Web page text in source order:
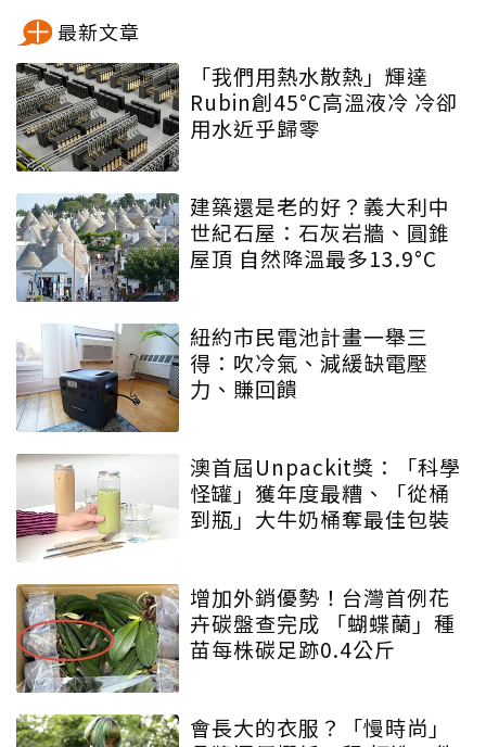
最新文章
「我們用熱水散熱」輝達
Rubin創45°C高溫液冷 冷卻
用水近乎歸零
建築還是老的好？義大利中
世紀石屋：石灰岩牆、圓錐
屋頂 自然降溫最多13.9°C
紐約市民電池計畫一舉三
得：吹冷氣、減緩缺電壓
力、賺回饋
澳首屆Unpackit獎：「科學
怪罐」獲年度最糟、「從桶
到瓶」大牛奶桶奪最佳包裝
增加外銷優勢！台灣首例花
卉碳盤查完成 「蝴蝶蘭」種
苗每株碳足跡0.4公斤
會長大的衣服？「慢時尚」